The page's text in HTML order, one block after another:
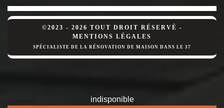
©2023 - 2026 TOUT DROIT RÉSERVÉ -
MENTIONS LÉGALES
SPÉCIALISTE DE LA RÉNOVATION DE MAISON DANS LE 37
indisponible